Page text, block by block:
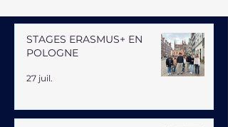
STAGES ERASMUS+ EN
POLOGNE
27 juil.